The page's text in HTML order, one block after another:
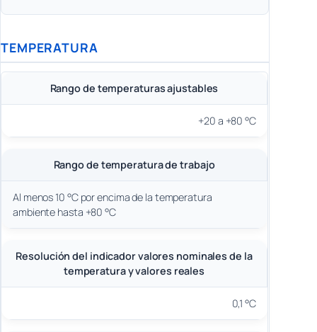
TEMPERATURA
Rango de temperaturas ajustables
+20 a +80 °C
Rango de temperatura de trabajo
Al menos 10 °C por encima de la temperatura
ambiente hasta +80 °C
Resolución del indicador valores nominales de la
temperatura y valores reales
0,1 °C